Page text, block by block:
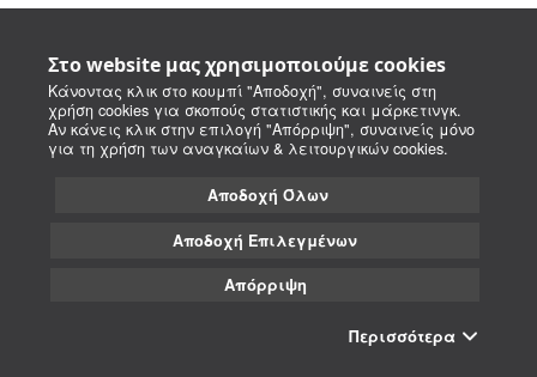
Στο website μας χρησιμοποιούμε cookies
Κάνοντας κλικ στο κουμπί "Αποδοχή", συναινείς στη
χρήση cookies για σκοπούς στατιστικής και μάρκετινγκ.
Αν κάνεις κλικ στην επιλογή "Απόρριψη", συναινείς μόνο
για τη χρήση των αναγκαίων & λειτουργικών cookies.
Αποδοχή Όλων
Αποδοχή Επιλεγμένων
Απόρριψη
Περισσότερα